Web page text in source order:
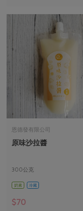
恩德發有限公司
原味沙拉醬
300公克
奶素 冷藏
$70